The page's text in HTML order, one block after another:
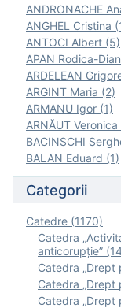
ANDRONACHE
ANGHEL Cristina
ANTOCI Albert (5)
APAN Rodica-
ARDELEAN
ARGINT Maria (2)
ARMANU Igor (1)
ARNĂUT Veronica
BACINSCHI
BALAN Eduard (1)
Categorii
Catedre (1170)
Catedra
anticorupție”
Catedra „Drept
Catedra „Drept
Catedra „Drept